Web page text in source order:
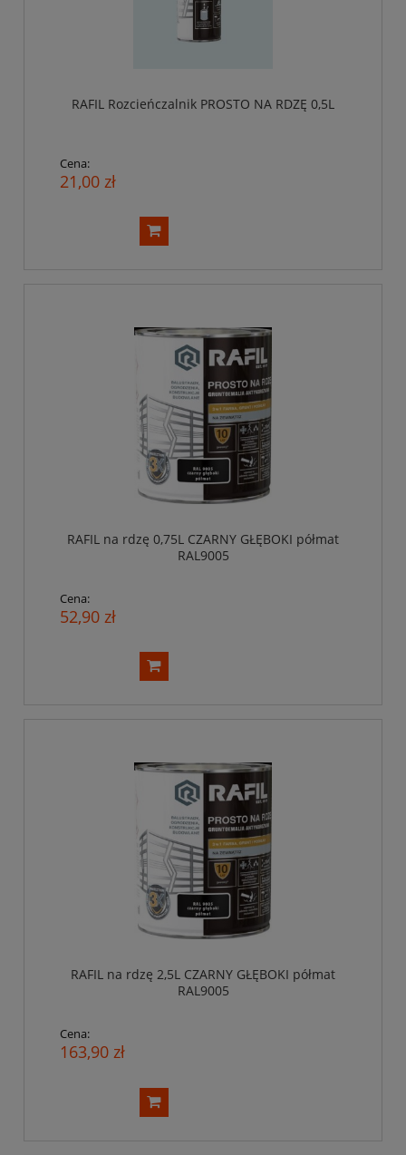
RAFIL Rozcieńczalnik PROSTO NA RDZĘ 0,5L
Cena:
21,00 zł
RAFIL na rdzę 0,75L CZARNY GŁĘBOKI półmat
RAL9005
Cena:
52,90 zł
RAFIL na rdzę 2,5L CZARNY GŁĘBOKI półmat
RAL9005
Cena:
163,90 zł